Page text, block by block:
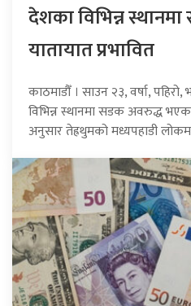
देशका विभिन्न
यातायात प्रभावित
काठमाडौँ । साउन २३, वर्षा,
विभिन्न स्थानमा सडक अवरुद्ध
अनुसार तेह्रथुमको मध्यपहाडी